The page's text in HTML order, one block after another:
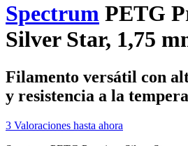
Spectrum PETG
Silver Star, 1,75
Filamento versátil con
y resistencia a la
3 Valoraciones hasta ahora